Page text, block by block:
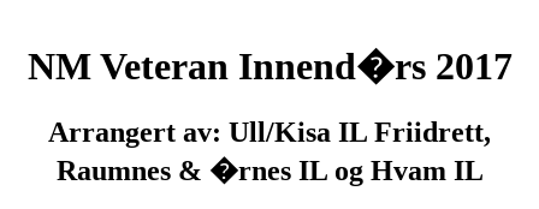
NM Veteran Innend�rs 2017
Arrangert av: Ull/Kisa IL Friidrett,
Raumnes & �rnes IL og Hvam IL